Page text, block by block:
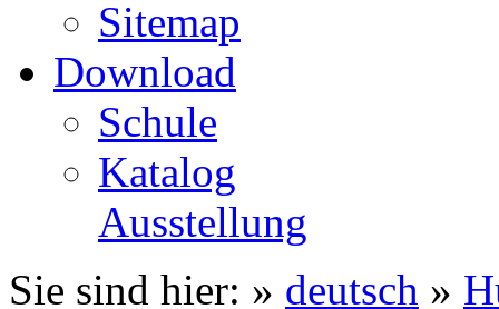
Sitemap
Download
Schule
Katalog
Ausstellung
Sie sind hier: » deutsch »